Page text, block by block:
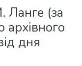
Ланге (за
архівного
дня